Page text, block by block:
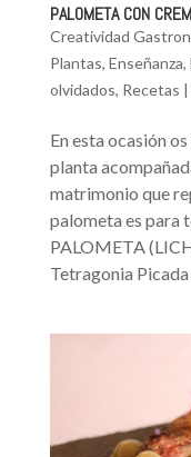
PALOMETA CON
Creatividad
Plantas, Enseñanza,
olvidados, Recetas |
En esta ocasión
planta
matrimonio que
palometa es para
PALOMETA
Tetragonia Picada